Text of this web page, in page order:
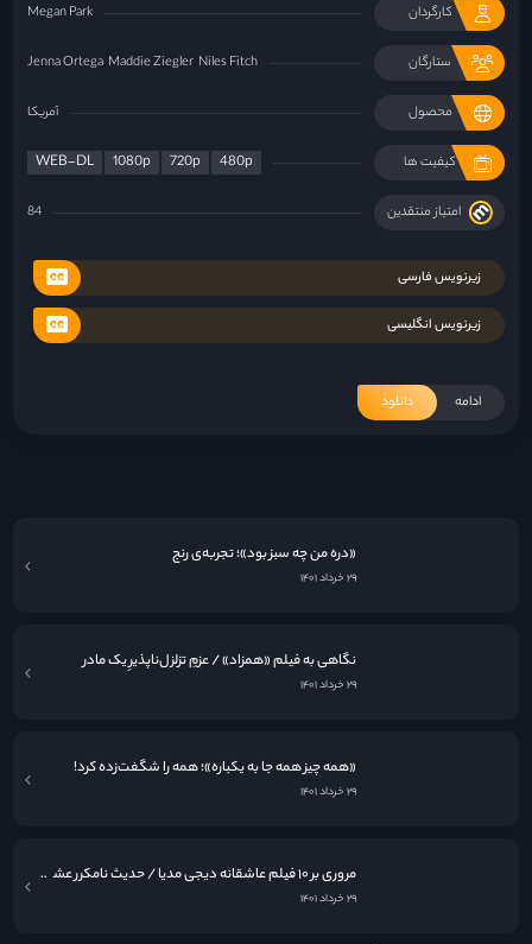
کارگردان Megan Park
ستارگان Jenna Ortega Maddie Ziegler Niles Fitch
محصول آمریکا
کیفیت ها WEB-DL 1080p 720p 480p
امتیاز منتقدین 84
زیرنویس فارسی
زیرنویس انگلیسی
ادامه دانلود
«دره من چه سبز بود»؛ تجربه‌ی رنج
۲۹ خرداد ۱۴۰۱
نگاهی به فيلم «همزاد» / عزمِ تزلزل‌ناپذیرِ یک مادر
۲۹ خرداد ۱۴۰۱
«همه چیز همه جا به یکباره»؛ همه را شگفت‌زده کرد!
۲۹ خرداد ۱۴۰۱
مروری بر ۱۰ فیلم عاشقانه دیجی مدیا / حدیث نامکرر عشق در قاب سینما
۲۹ خرداد ۱۴۰۱